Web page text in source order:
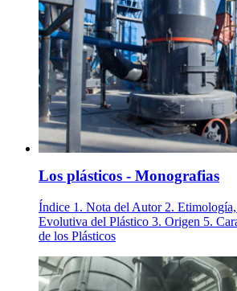
Los plásticos - Monografias
Índice 1. Nota del Autor 2.
Evolutiva del Plástico 3. Origen 5.
de los Plásticos